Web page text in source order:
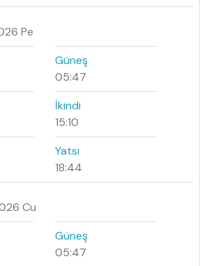
Pe
Güneş
05:47
İkindi
15:10
Yatsı
18:44
Cu
Güneş
05:47